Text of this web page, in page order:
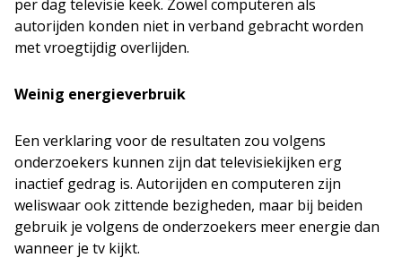
per dag televisie keek. Zowel computeren als
autorijden konden niet in verband gebracht worden
met vroegtijdig overlijden.
Weinig energieverbruik
Een verklaring voor de resultaten zou volgens
onderzoekers kunnen zijn dat televisiekijken erg
inactief gedrag is. Autorijden en computeren zijn
weliswaar ook zittende bezigheden, maar bij beiden
gebruik je volgens de onderzoekers meer energie dan
wanneer je tv kijkt.